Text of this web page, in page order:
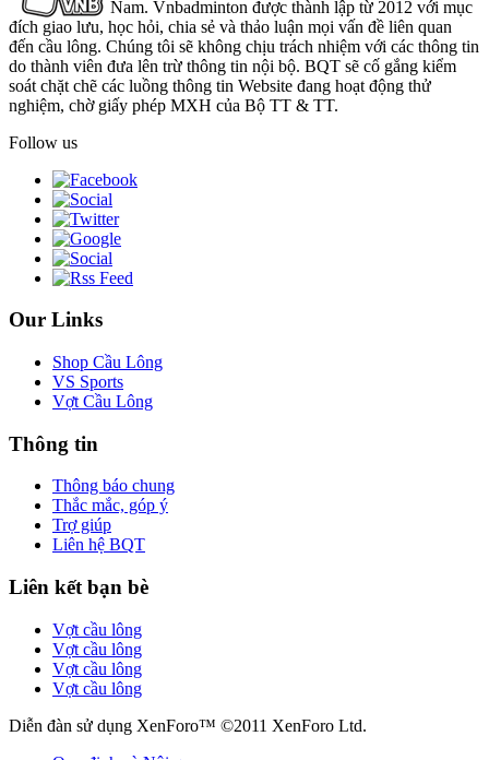
Nam. Vnbadminton được thành lập từ 2012 với mục
đích giao lưu, học hỏi, chia sẻ và thảo luận mọi vấn đề liên quan
đến cầu lông. Chúng tôi sẽ không chịu trách nhiệm với các thông tin
do thành viên đưa lên trừ thông tin nội bộ. BQT sẽ cố gắng kiểm
soát chặt chẽ các luồng thông tin Website đang hoạt động thử
nghiệm, chờ giấy phép MXH của Bộ TT & TT.
Follow us
Our Links
Shop Cầu Lông
VS Sports
Vợt Cầu Lông
Thông tin
Thông báo chung
Thắc mắc, góp ý
Trợ giúp
Liên hệ BQT
Liên kết bạn bè
Vợt cầu lông
Vợt cầu lông
Vợt cầu lông
Vợt cầu lông
Diễn đàn sử dụng XenForo™ ©2011 XenForo Ltd.